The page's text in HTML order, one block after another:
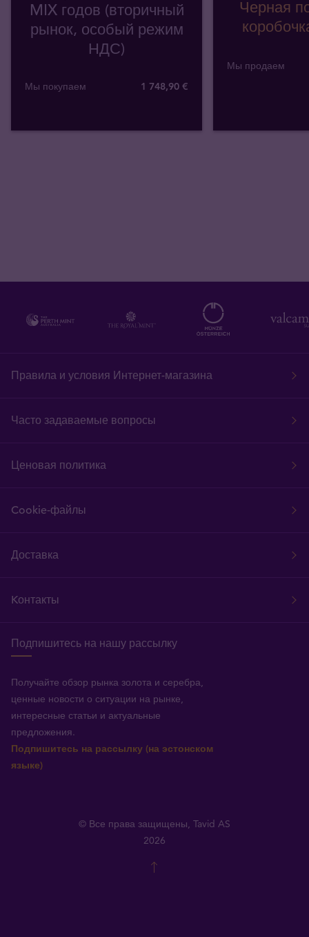
MIX годов (вторичный
рынок, особый режим
НДС)
Мы покупаем 1 748,90 €
Черная
Мы продаем
Правила и условия Интернет-магазина
Часто задаваемые вопросы
Ценовая политика
Cookie-файлы
Доставка
Kонтакты
Подпишитесь на нашу рассылку
Получайте обзор рынка золота и серебра,
ценные новости о ситуации на рынке,
интересные статьи и актуальные
предложения.
Подпишитесь на рассылку (на эстонском
языке)
© Все права защищены, Tavid AS
2026